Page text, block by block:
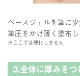
ベースジェルを筆に少
筆圧をかけ薄く塗布
※ここでは硬化しません
3.全体に厚みをつ